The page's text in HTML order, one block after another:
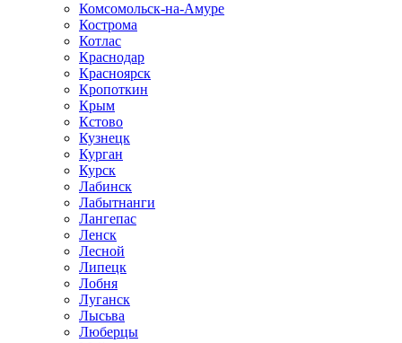
Комсомольск-на-Амуре
Кострома
Котлас
Краснодар
Красноярск
Кропоткин
Крым
Кстово
Кузнецк
Курган
Курск
Лабинск
Лабытнанги
Лангепас
Ленск
Лесной
Липецк
Лобня
Луганск
Лысьва
Люберцы